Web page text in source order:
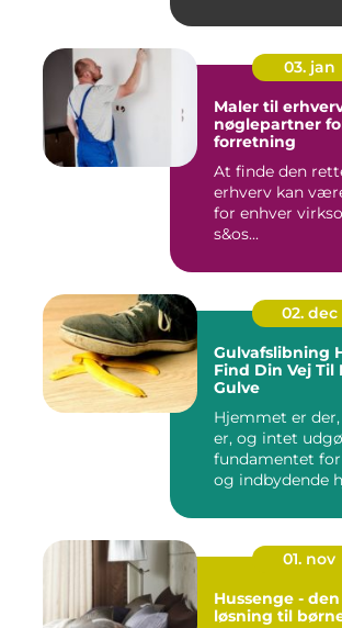
03. jan
Maler til
nøglepartner
forretning
At finde den
erhverv kan
for enhver
s&os...
02. dec
Gulvafslibning
Find Din Vej Til
Gulve
Hjemmet er
er, og intet
fundamentet
og indbydende
01. nov
Hussenge -
løsning til